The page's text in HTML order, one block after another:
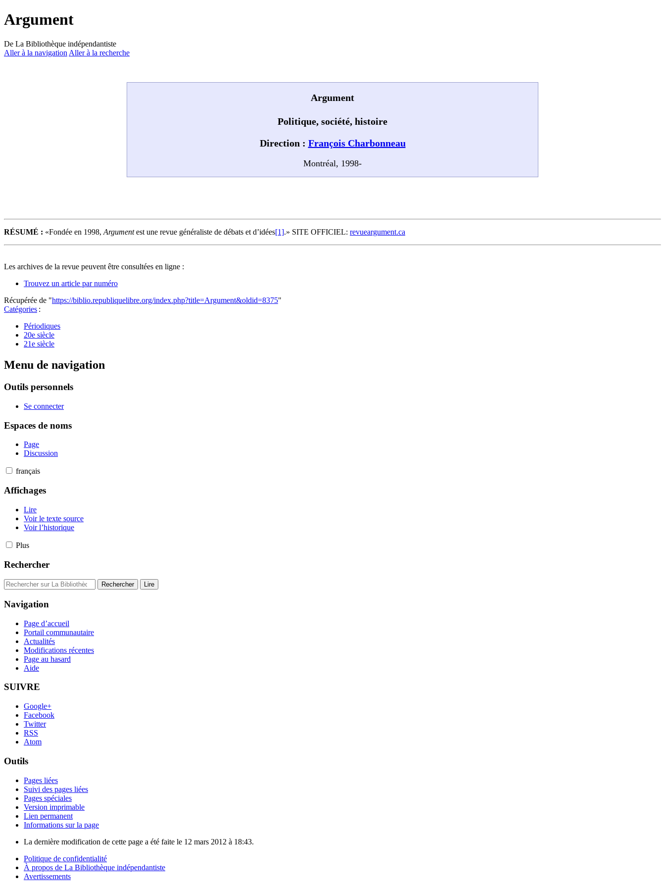
Argument
De La Bibliothèque indépendantiste
Aller à la navigation Aller à la recherche
Argument
Politique, société, histoire
Direction : François Charbonneau
Montréal, 1998-
RÉSUMÉ : «Fondée en 1998,Argumentest une revue généraliste de débats et d’idées[1].» SITE OFFICIEL: revueargument.ca
Les archives de la revue peuvent être consultées en ligne :
Trouvez un article par numéro
Récupérée de "https://biblio.republiquelibre.org/index.php?title=Argument&oldid=8375"
Catégories :
Périodiques
20e siècle
21e siècle
Menu de navigation
Outils personnels
Se connecter
Espaces de noms
Page
Discussion
français
Affichages
Lire
Voir le texte source
Voir l’historique
Plus
Rechercher
Navigation
Page d’accueil
Portail communautaire
Actualités
Modifications récentes
Page au hasard
Aide
SUIVRE
Google+
Facebook
Twitter
RSS
Atom
Outils
Pages liées
Suivi des pages liées
Pages spéciales
Version imprimable
Lien permanent
Informations sur la page
La dernière modification de cette page a été faite le 12 mars 2012 à 18:43.
Politique de confidentialité
À propos de La Bibliothèque indépendantiste
Avertissements